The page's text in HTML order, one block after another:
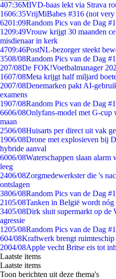
407:36MIVD-baas lekt via Strava
1606:35VrijMiBabes #316 (not
6201:09Random Pics van de Dag
1209:49Vrouw krijgt 30 maanden
misdienaar in kerk
4709:46PostNL-bezorger steekt
3508/08Random Pics van de Dag
207/08De FOK!Voetbalmanager
1607/08Meta krijgt half miljard
2007/08Denemarken pakt AI-
examens
1907/08Random Pics van de Dag
6606/08Onlyfans-model met G-cup
maan
2506/08Huisarts per direct uit vak
1906/08Drone met explosieven bij
hybride aanval
6006/08Waterschappen slaan alarm
leeg
2406/08Zorgmedewerkster die 's
ontslagen
3806/08Random Pics van de Dag
2105/08Tanken in België wordt
3405/08Dirk sluit supermarkt op de
agressie
1205/08Random Pics van de Dag
604/08Kraftwerk brengt
2004/08Apple vecht Britse eis tot
Laatste items
Laatste items
Toon berichten uit deze thema's